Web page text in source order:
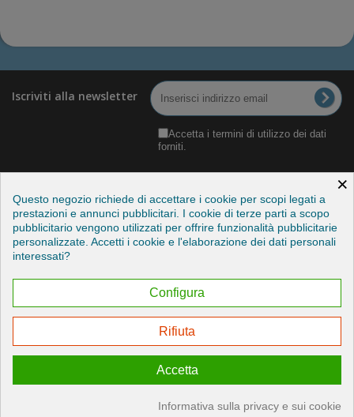
Iscriviti alla newsletter
Accetta i termini di utilizzo dei dati
forniti.
Categorie
Informazioni
×
Questo negozio richiede di accettare i cookie per scopi legati a
prestazioni e annunci pubblicitari. I cookie di terze parti a scopo
pubblicitario vengono utilizzati per offrire funzionalità pubblicitarie
personalizzate. Accetti i cookie e l'elaborazione dei dati personali
interessati?
Configura
Rifiuta
Accetta
Informativa sulla privacy e sui cookie